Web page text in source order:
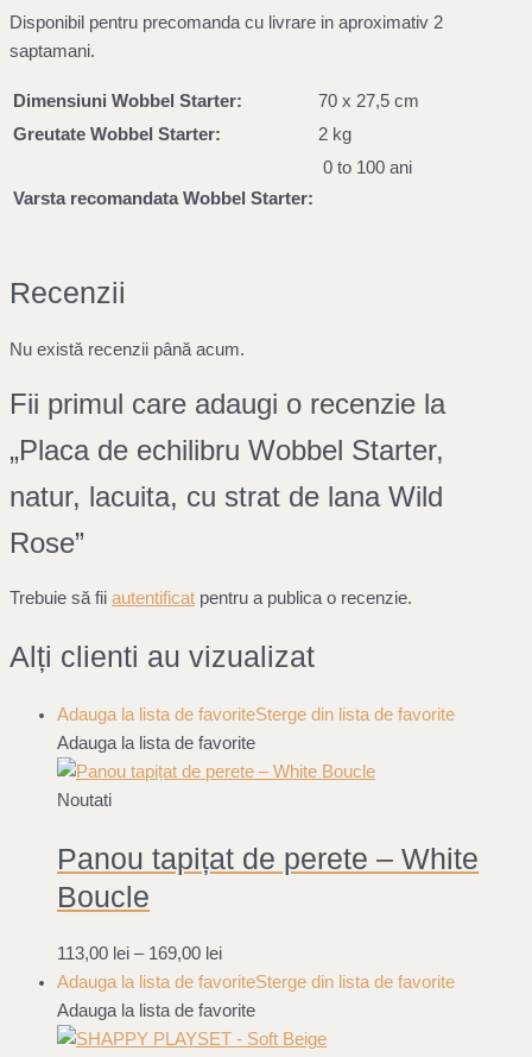
Disponibil pentru precomanda cu livrare in aproximativ 2
saptamani.
Dimensiuni Wobbel Starter:
70 x 27,5 cm
Greutate Wobbel Starter:
2 kg
Varsta recomandata Wobbel Starter:
0 to 100 ani
Recenzii
Nu există recenzii până acum.
Fii primul care adaugi o recenzie la
„Placa de echilibru Wobbel Starter,
natur, lacuita, cu strat de lana Wild
Rose”
Trebuie să fii autentificat pentru a publica o recenzie.
Alți clienti au vizualizat
Adauga la lista de favoriteSterge din lista de favorite
Adauga la lista de favorite
Noutati
Panou tapițat de perete – White
Boucle
113,00 lei – 169,00 lei
Adauga la lista de favoriteSterge din lista de favorite
Adauga la lista de favorite